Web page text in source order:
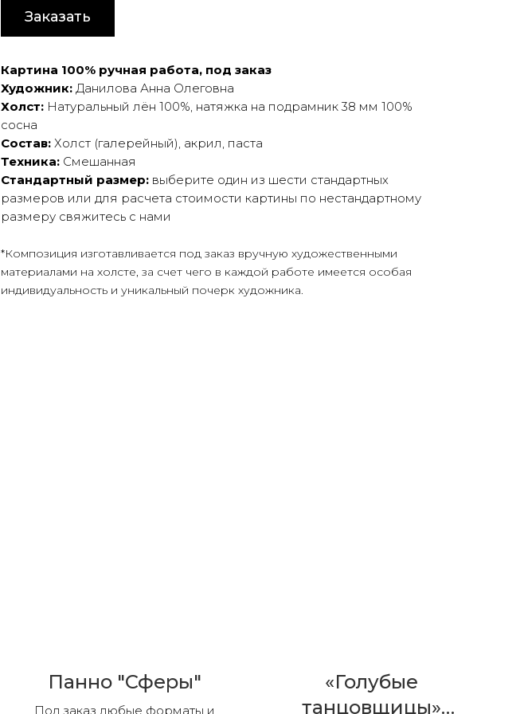
Заказать
Картина 100% ручная работа, под заказ
Художник: Данилова Анна Олеговна
Холст: Натуральный лён 100%, натяжка на подрамник 38 мм 100%
сосна
Состав: Холст (галерейный), акрил, паста
Техника: Смешанная
Стандартный размер: выберите один из шести стандартных
размеров или для расчета стоимости картины по нестандартному
размеру свяжитесь с нами
*Композиция изготавливается под заказ вручную художественными
материалами на холсте, за счет чего в каждой работе имеется особая
индивидуальность и уникальный почерк художника.
Панно "Сферы"
Под заказ любые форматы и
«Голубые
танцовщицы»